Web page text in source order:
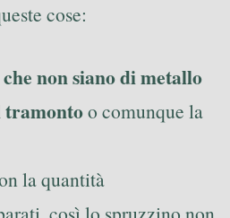
cose:
non siano di metallo
tramontoo comunque la
la quantità